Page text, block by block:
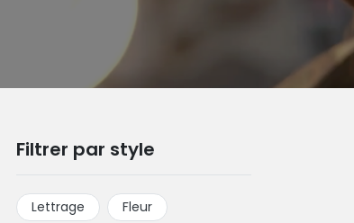
Filtrer par style
Lettrage
Fleur